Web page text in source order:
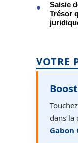
Saisie
Trésor
VOTRE
dans la
Gabon